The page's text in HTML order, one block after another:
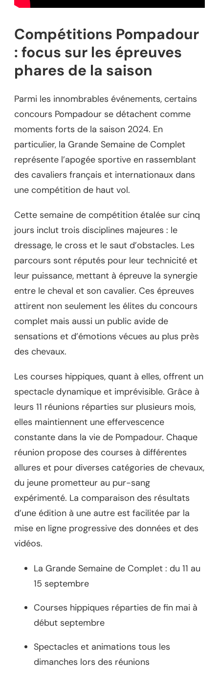
Compétitions Pompadour
: focus sur les épreuves
phares de la saison
Parmi les innombrables événements, certains
concours Pompadour se détachent comme
moments forts de la saison 2024. En
particulier, la Grande Semaine de Complet
représente l’apogée sportive en rassemblant
des cavaliers français et internationaux dans
une compétition de haut vol.
Cette semaine de compétition étalée sur cinq
jours inclut trois disciplines majeures : le
dressage, le cross et le saut d’obstacles. Les
parcours sont réputés pour leur technicité et
leur puissance, mettant à épreuve la synergie
entre le cheval et son cavalier. Ces épreuves
attirent non seulement les élites du concours
complet mais aussi un public avide de
sensations et d’émotions vécues au plus près
des chevaux.
Les courses hippiques, quant à elles, offrent un
spectacle dynamique et imprévisible. Grâce à
leurs 11 réunions réparties sur plusieurs mois,
elles maintiennent une effervescence
constante dans la vie de Pompadour. Chaque
réunion propose des courses à différentes
allures et pour diverses catégories de chevaux,
du jeune prometteur au pur-sang
expérimenté. La comparaison des résultats
d’une édition à une autre est facilitée par la
mise en ligne progressive des données et des
vidéos.
La Grande Semaine de Complet : du 11 au
15 septembre
Courses hippiques réparties de fin mai à
début septembre
Spectacles et animations tous les
dimanches lors des réunions